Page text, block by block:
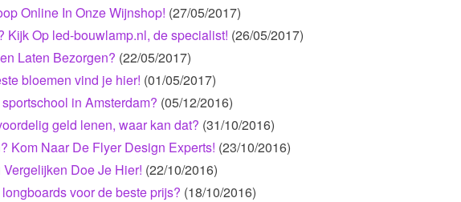
Online In Onze Wijnshop! (27/05/2017)
Kijk Op led-bouwlamp.nl, de specialist! (26/05/2017)
Laten Bezorgen? (22/05/2017)
bloemen vind je hier! (01/05/2017)
in Amsterdam? (05/12/2016)
geld lenen, waar kan dat? (31/10/2016)
Kom Naar De Flyer Design Experts! (23/10/2016)
Doe Je Hier! (22/10/2016)
voor de beste prijs? (18/10/2016)